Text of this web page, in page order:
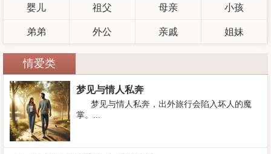
婴儿 祖父 母亲 小孩
弟弟 外公 亲戚 姐妹
情爱类
梦见与情人私奔
梦见与情人私奔，出外旅行会陷入坏人的魔
掌。...